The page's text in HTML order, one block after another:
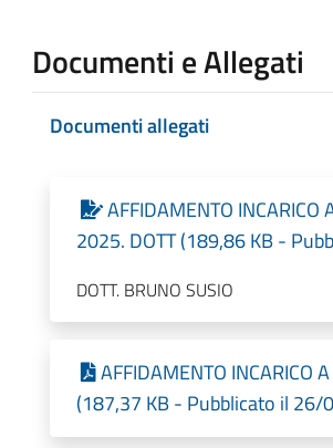
Documenti e Allegati
Documenti allegati
AFFIDAMENTO INCARICO
2025. DOTT (189,86 KB -
DOTT. BRUNO SUSIO
AFFIDAMENTO INCARICO
(187,37 KB - Pubblicato il 26/